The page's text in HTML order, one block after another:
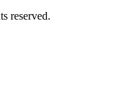
reserved.